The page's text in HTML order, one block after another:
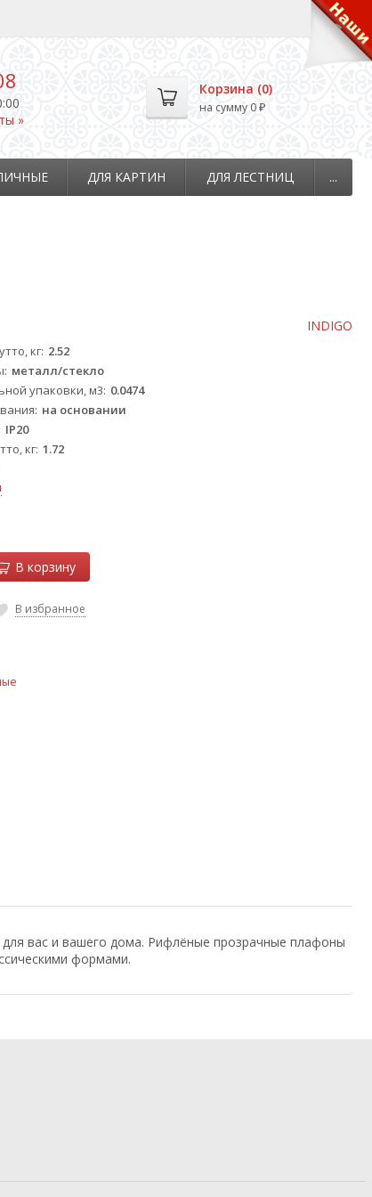
»
Корзина (0)
на сумму 0 ₽
ДЛЯ КАРТИН ДЛЯ ЛЕСТНИЦ ...
INDIGO
кг 2.52
металл/стекло
упаковки, м3 0.0474
на основании
IP20
кг 1.72
В корзину
В избранное
вас и вашего дома. Рифлёные прозрачные плафоны
формами.